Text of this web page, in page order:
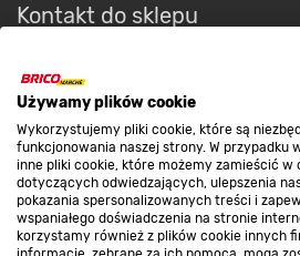
Używamy plików cookie
Wykorzystujemy pliki cookie, które są
funkcjonowania naszej strony. W przypadku
inne pliki cookie, które możemy zamieścić w
dotyczących odwiedzających, ulepszenia
pokazania spersonalizowanych treści i
wspaniałego doświadczenia na stronie
korzystamy również z plików cookie innych
Kontakt do sklepu
Strefa biznesu
Dołącz do nas